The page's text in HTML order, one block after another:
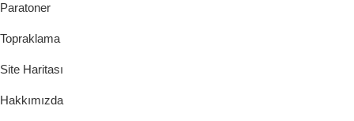
Paratoner
Topraklama
Site Haritası
Hakkımızda